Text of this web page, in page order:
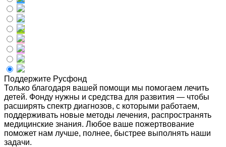
Поддержите Русфонд
Только благодаря вашей помощи мы помогаем лечить
детей. Фонду нужны и средства для развития — чтобы
расширять спектр диагнозов, с которыми работаем,
поддерживать новые методы лечения, распространять
медицинские знания. Любое ваше пожертвование
поможет нам лучше, полнее, быстрее выполнять наши
задачи.